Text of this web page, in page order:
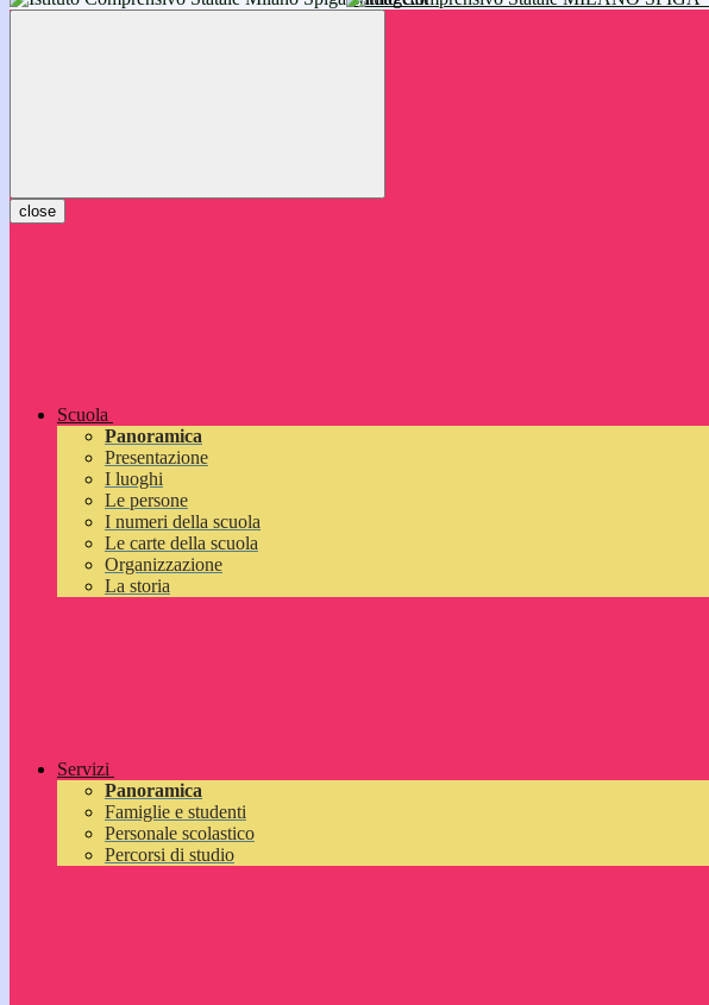
inizieranno il 14 settembre 2026: vi aspettiamo!
close
Scuola
Panoramica
Presentazione
I luoghi
Le persone
I numeri della scuola
Le carte della scuola
Organizzazione
La storia
Servizi
Panoramica
Famiglie e studenti
Personale scolastico
Percorsi di studio